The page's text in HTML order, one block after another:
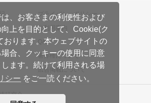
、お客さまの利便性および
上を目的として、Cookie(ク
おります。本ウェブサイトの
合、クッキーの使用に同意
ます。続けて利用される場
シー をご一読ください。
プライバシーポリシー
ご利用案内
Q&A
著作権について
広告掲載について
研究会